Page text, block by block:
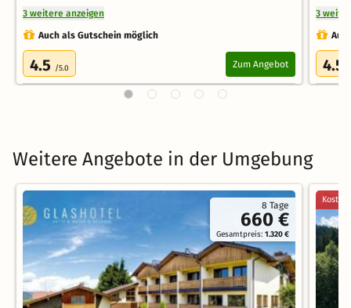
3 weitere anzeigen
Auch als Gutschein möglich
4.5 /5.0 Zum Angebot
3
4.5
Weitere Angebote in der Umgebung
8 Tage
660 €
Gesamtpreis:1.320 €